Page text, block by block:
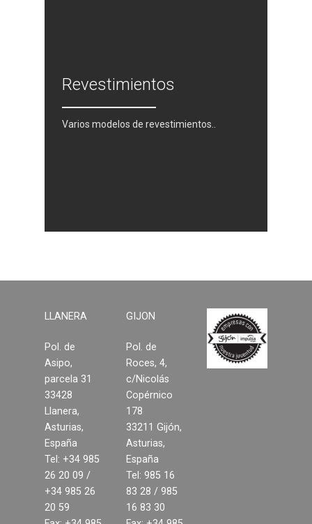
Revestimientos
Varios modelos de revestimientos..
LLANERA
Pol. de
Asipo,
parcela 31
33428
Llanera,
Asturias,
España
Tel: +34 985
26 20 09 /
+34 985 26
20 59
GIJON
Pol. de
Roces, 4,
c/Nicolás
Copérnico
178
33211 Gijón,
Asturias,
España
Tel: 985 16
83 28 / 985
16 83 30